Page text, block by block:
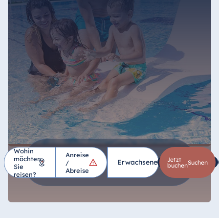
Wohin
möchten
Sie
reisen?
*
Hotel
Anreise
/
Abreise
Erwachsene 1 Kinder
Jetzt
buchen suchen